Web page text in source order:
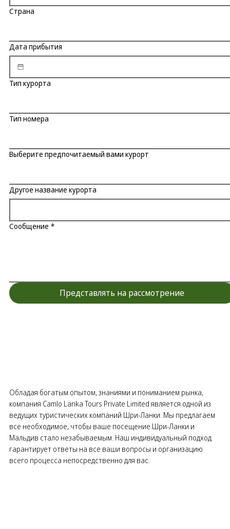
Страна
Дата прибытия
Тип курорта
Тип номера
Выберите предпочитаемый вами курорт
Другое название курорта
Сообщение *
Представлять на рассмотрение
Обладая богатым опытом, знаниями и пониманием рынка,
компания Camlo Lanka Tours Private Limited является одной из
ведущих туристических компаний Шри-Ланки. Мы предлагаем
все необходимое, чтобы ваше посещение Шри-Ланки и
Мальдив стало незабываемым. Наш индивидуальный подход
гарантирует ответы на все ваши вопросы и организацию
всего процесса непосредственно для вас.